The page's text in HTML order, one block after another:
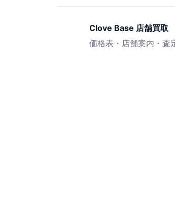
Clove Base 店舗買取
価格表・店舗案内・査